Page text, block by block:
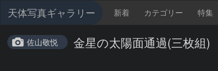
天体写真ギャラリー 新着 カテゴリー 特集
佐山敬悦 金星の太陽面通過(三枚組)